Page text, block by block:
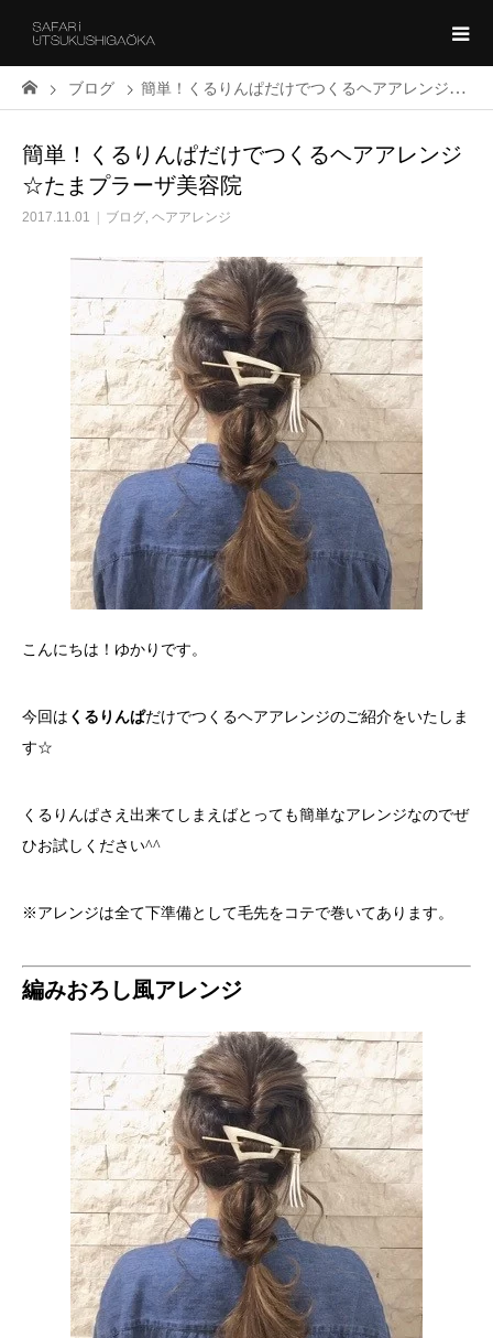
ブログ 簡単！くるりんぱだけでつくるヘアアレンジ☆たまプラーザ美容院
簡単！くるりんぱだけでつくるヘアアレンジ
☆たまプラーザ美容院
2017.11.01 ブログ, ヘアアレンジ
こんにちは！ゆかりです。
今回は くるりんぱだけでつくるヘアアレンジのご紹介をいたしま
す☆
くるりんぱさえ出来てしまえばとっても簡単なアレンジなのでぜ
ひお試しください^^
※アレンジは全て下準備として毛先をコテで巻いてあります。
編みおろし風アレンジ